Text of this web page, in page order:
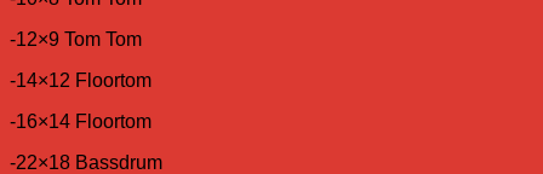
-12×9 Tom Tom
-14×12 Floortom
-16×14 Floortom
-22×18 Bassdrum